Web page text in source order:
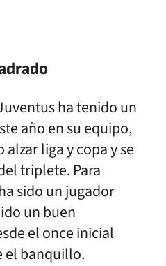
ha tenido un
año en su equipo,
liga y copa y se
triplete. Para
sido un jugador
un buen
el once inicial
el banquillo.